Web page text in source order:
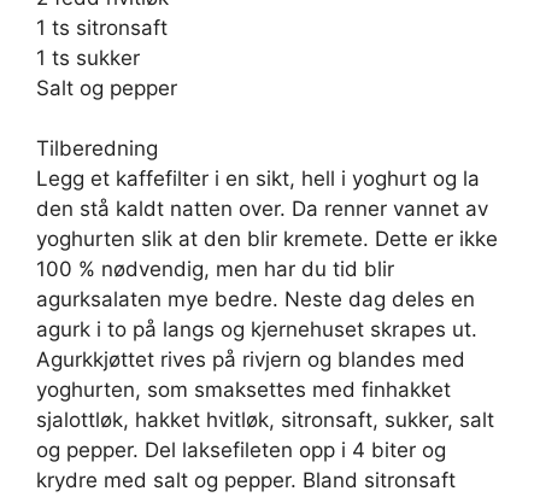
1 ts sitronsaft
1 ts sukker
Salt og pepper
Tilberedning
Legg et kaffefilter i en sikt, hell i yoghurt og la
den stå kaldt natten over. Da renner vannet av
yoghurten slik at den blir kremete. Dette er ikke
100 % nødvendig, men har du tid blir
agurksalaten mye bedre. Neste dag deles en
agurk i to på langs og kjernehuset skrapes ut.
Agurkkjøttet rives på rivjern og blandes med
yoghurten, som smaksettes med finhakket
sjalottløk, hakket hvitløk, sitronsaft, sukker, salt
og pepper. Del laksefileten opp i 4 biter og
krydre med salt og pepper. Bland sitronsaft